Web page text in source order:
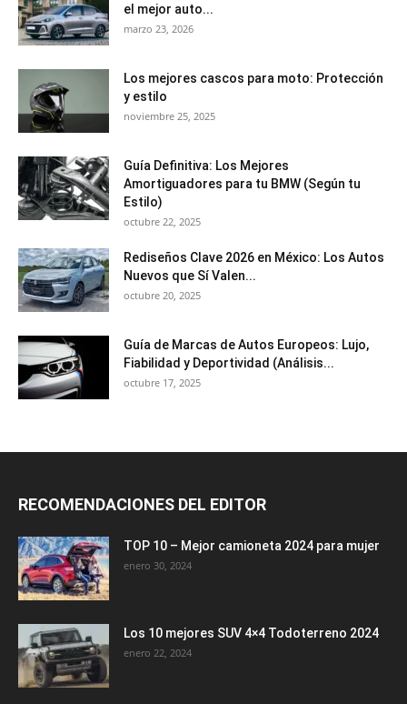
el mejor auto...
marzo 23, 2026
Los mejores cascos para moto: Protección
y estilo
noviembre 25, 2025
Guía Definitiva: Los Mejores
Amortiguadores para tu BMW (Según tu
Estilo)
octubre 22, 2025
Rediseños Clave 2026 en México: Los Autos
Nuevos que Sí Valen...
octubre 20, 2025
Guía de Marcas de Autos Europeos: Lujo,
Fiabilidad y Deportividad (Análisis...
octubre 17, 2025
RECOMENDACIONES DEL EDITOR
TOP 10 – Mejor camioneta 2024 para mujer
enero 30, 2024
Los 10 mejores SUV 4×4 Todoterreno 2024
enero 22, 2024